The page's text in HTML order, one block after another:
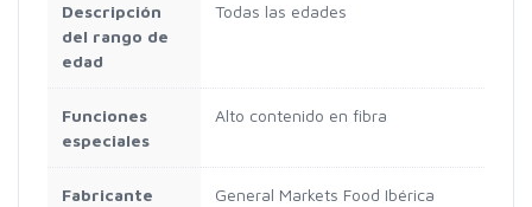
Descripción
del rango de
edad
‎Todas las edades
Funciones
especiales
‎Alto contenido en fibra
Fabricante ‎General Markets Food Ibérica